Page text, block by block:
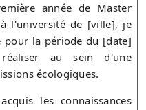
année de Master
l'université de [ville], je
pour la période du [date]
au sein d'une
écologiques.
les connaissances